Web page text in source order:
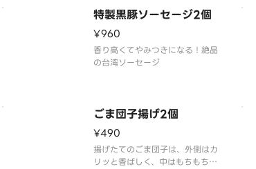
特製黒豚ソーセージ2個
¥960
香り高くてやみつきになる！絶品
の台湾ソーセージ
ごま団子揚げ2個
¥490
揚げたてのごま団子は、外側はカ
リッと香ばしく、中はもちもちと